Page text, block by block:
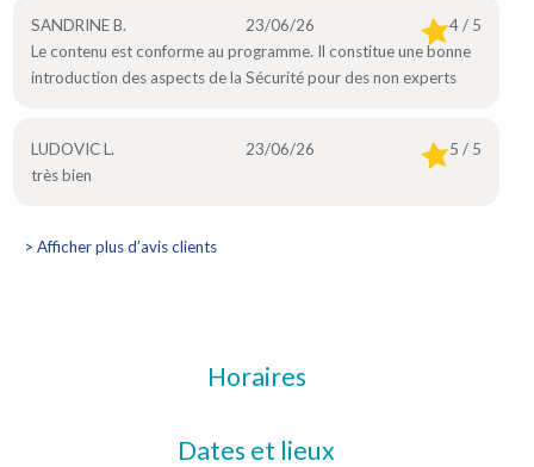
SANDRINE B. 23/06/26
4 / 5
Le contenu est conforme au programme. Il constitue une bonne
introduction des aspects de la Sécurité pour des non experts
LUDOVIC L. 23/06/26
5 / 5
très bien
> Afficher plus d’avis clients
Horaires
Dates et lieux